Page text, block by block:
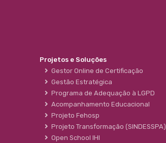
Projetos e Soluções
Gestor Online de Certificação
Gestão Estratégica
Programa de Adequação à LGPD
Acompanhamento Educacional
Projeto Fehosp
Projeto Transformação (SINDESSPA)
Open School IHI